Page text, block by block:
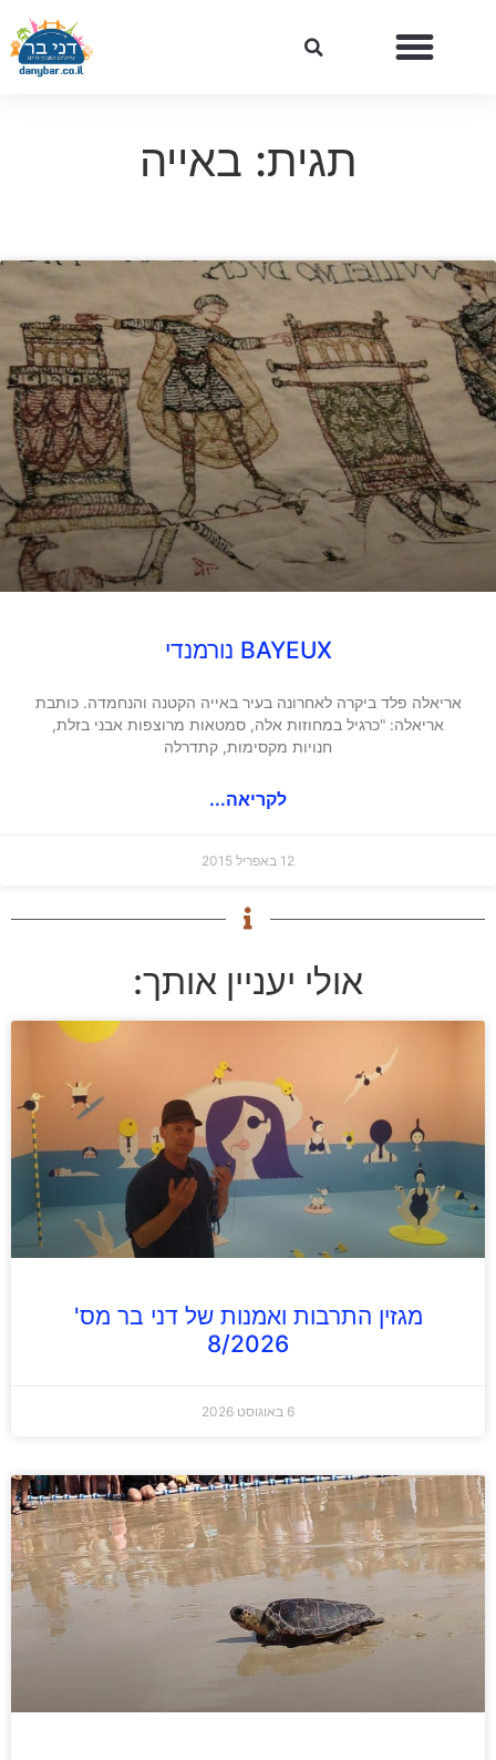
תגית: באייה
BAYEUX נורמנדי
אריאלה פלד ביקרה לאחרונה בעיר באייה הקטנה והנחמדה. כותבת
אריאלה: "כרגיל במחוזות אלה, סמטאות מרוצפות אבני בזלת,
חנויות מקסימות, קתדרלה
לקריאה...
12 באפריל 2015
אולי יעניין אותך:
מגזין התרבות ואמנות של דני בר מס'
8/2026
6 באוגוסט 2026